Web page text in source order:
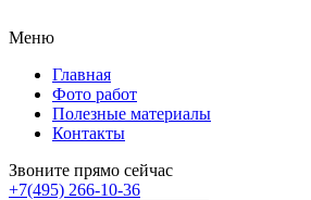
Меню
Главная
Фото работ
Полезные материалы
Контакты
Звоните прямо сейчас
+7(495) 266-10-36